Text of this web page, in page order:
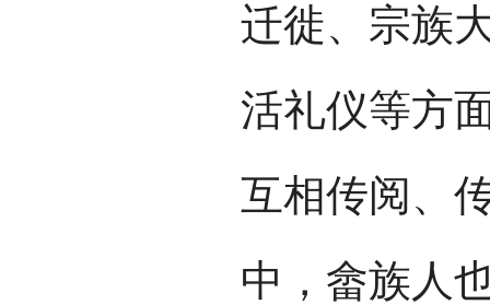
迁徙、宗族
活礼仪等方
互相传阅、
中，畲族人